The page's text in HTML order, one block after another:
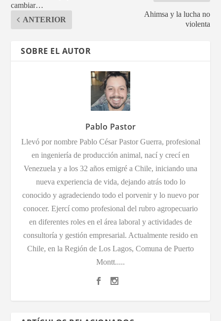
cambiar…
ANTERIOR
Ahimsa y la lucha no
violenta
SOBRE EL AUTOR
Pablo Pastor
Llevó por nombre Pablo César Pastor Guerra, profesional
en ingeniería de producción animal, nací y crecí en
Venezuela y a los 32 años emigré a Chile, iniciando una
nueva experiencia de vida, dejando atrás todo lo
conocido y agradeciendo todo el porvenir y lo nuevo por
conocer. Ejercí como profesional del rubro agropecuario
en diferentes roles en el área laboral y actividades de
consultoría y gestión empresarial. Actualmente resido en
Chile, en la Región de Los Lagos, Comuna de Puerto
Montt.....